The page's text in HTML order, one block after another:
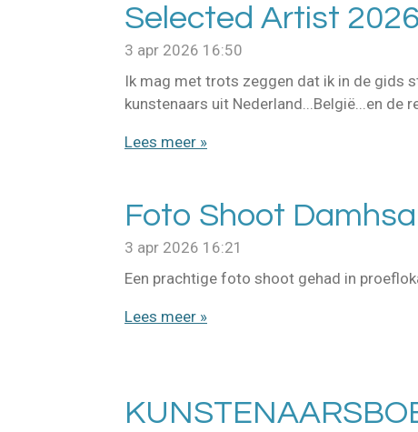
Selected Artist 2026
3 apr 2026 16:50
Ik mag met trots zeggen dat ik in de gids
kunstenaars uit Nederland...België...en de
Lees meer »
Foto Shoot
3 apr 2026 16:21
Een prachtige foto shoot gehad in
Lees meer »